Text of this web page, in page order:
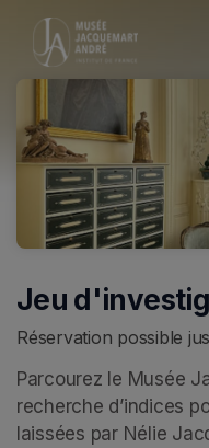
Skip header
Jeu
Réservation possible
Parcourez le Musée
recherche d’indices
laissées par Nélie